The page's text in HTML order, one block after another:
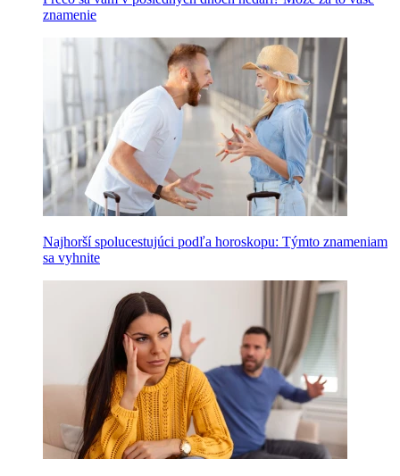
znamenie
Najhorší spolucestujúci podľa horoskopu: Týmto znameniam
sa vyhnite